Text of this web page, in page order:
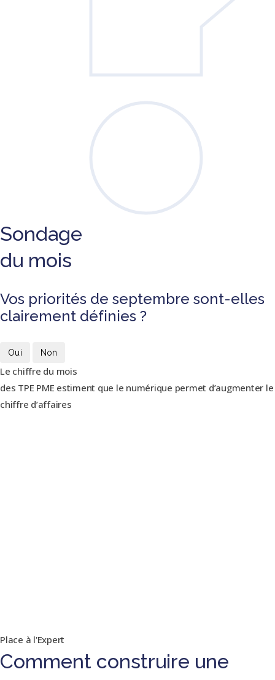
Sondage
du mois
Vos priorités de septembre sont-elles
clairement définies ?
Oui Non
Le chiffre du mois
des TPE PME estiment que le numérique permet d’augmenter le
chiffre d’affaires
Place à l'Expert
Comment construire une